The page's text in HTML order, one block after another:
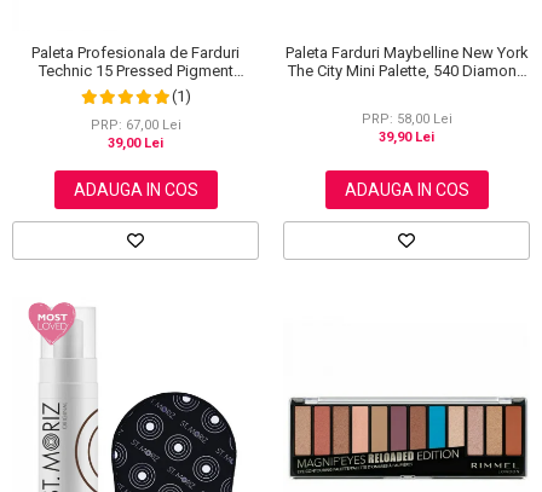
Paleta Profesionala de Farduri
Technic 15 Pressed Pigment
Palette, Peanut Butter & Jelly, 15
Culori, 30 g
(1)
PRP: 67,00 Lei
39,00 Lei
ADAUGA IN COS
Paleta Farduri Maybelline New York
The City Mini Palette, 540 Diamond
PRP: 58,00 Lei
39,90 Lei
ADAUGA IN COS